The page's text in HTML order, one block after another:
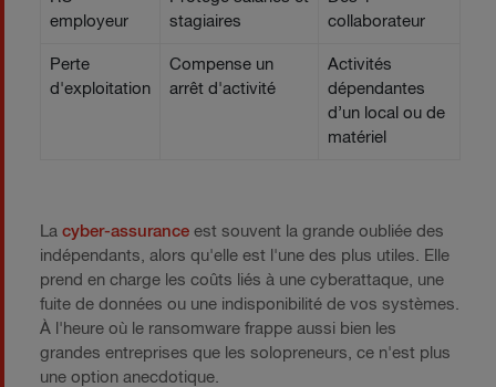
employeur
stagiaires
collaborateur
Perte
d'exploitation
Compense un
arrêt d'activité
Activités
dépendantes
d’un local ou de
matériel
La cyber-assurance est souvent la grande oubliée des
indépendants, alors qu'elle est l'une des plus utiles. Elle
prend en charge les coûts liés à une cyberattaque, une
fuite de données ou une indisponibilité de vos systèmes.
À l'heure où le ransomware frappe aussi bien les
grandes entreprises que les solopreneurs, ce n'est plus
une option anecdotique.